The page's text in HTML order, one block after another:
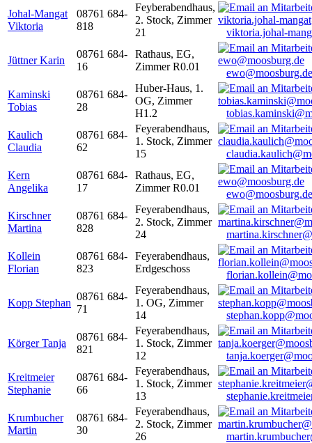
Johal-Mangat
Viktoria
08761 684-
818
Feyberabendhaus,
2. Stock, Zimmer
21
viktoria.johal-
Jüttner Karin
08761 684-
16
Rathaus, EG,
Zimmer R0.01
ewo@moosburg.de
Kaminski
Tobias
08761 684-
28
Huber-Haus, 1.
OG, Zimmer
H1.2
Kaulich
Claudia
08761 684-
62
Feyerabendhaus,
1. Stock, Zimmer
15
Kern
Angelika
08761 684-
17
Rathaus, EG,
Zimmer R0.01
ewo@moosburg.de
Kirschner
Martina
08761 684-
828
Feyerabendhaus,
2. Stock, Zimmer
24
Kollein
Florian
08761 684-
823
Feyerabendhaus,
Erdgeschoss
Kopp Stephan
08761 684-
71
Feyerabendhaus,
1. OG, Zimmer
14
Körger Tanja
08761 684-
821
Feyerabendhaus,
1. Stock, Zimmer
12
Kreitmeier
Stephanie
08761 684-
66
Feyerabendhaus,
1. Stock, Zimmer
13
Krumbucher
Martin
08761 684-
30
Feyerabendhaus,
2. Stock, Zimmer
26